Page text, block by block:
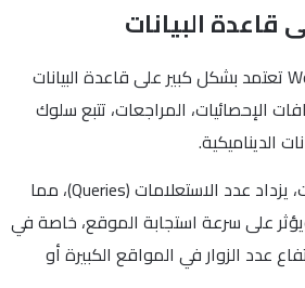
قاعدة البيانات
بعض إضافات WordPress تعتمد بشكل كبير على قاعدة البيانات
الإحصائيات، المراجعات، تتبع سلوك
الديناميكية.
ومع تكرار هذه العمليات، يزداد عدد الاستعلامات (Queries)، مما
على سرعة استجابة الموقع، خاصة في
عدد الزوار في المواقع الكبيرة أو